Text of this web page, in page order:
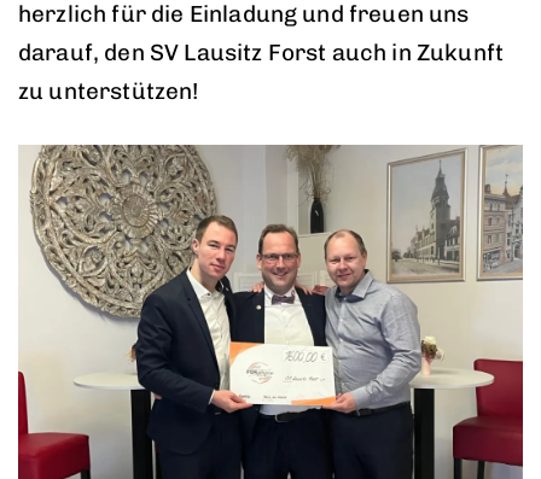
herzlich für die Einladung und freuen uns
darauf, den SV Lausitz Forst auch in Zukunft
zu unterstützen!